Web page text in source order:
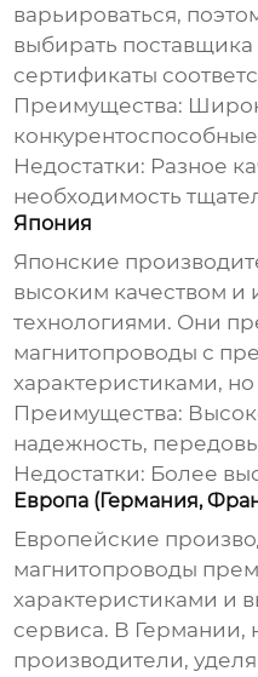
варьироваться,
выбирать поставщика
сертификаты
Преимущества:
Недостатки: Разное
необходимость
Япония
Японские
высоким качеством
технологиями. Они
магнитопроводы с
характеристиками,
Преимущества:
надежность,
Недостатки: Более
Европа (Германия,
Европейские
магнитопроводы
характеристиками и
сервиса. В Германии,
производители,